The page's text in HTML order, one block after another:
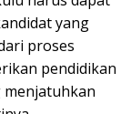
yang
proses
pendidikan